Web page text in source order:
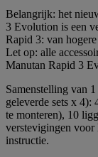
Belangrijk: het
3 Evolution is een
Rapid 3: van
Let op: alle
Manutan Rapid 3
Samenstelling van
geleverde sets x 4):
te monteren), 10
verstevigingen voor
instructie.